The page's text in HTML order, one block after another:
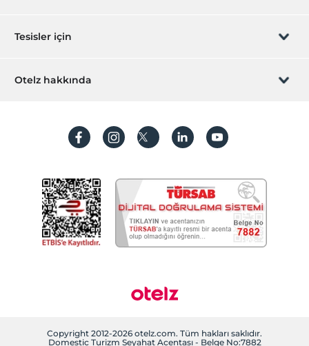
Doktor (Dışarıdan hizmet)
Alkollü içecek yok
Çevre dostu
Dağ manzarası
Engelli dostu
Evcil hayvan dostu
Şehir merkezi
Ara kapılı odalar
Sıkça sorulan sorular
İşlem rehberi
Hediye Kart
Hesap oluştur
Tesisler için
Hemen tesisinizi ekleyin
Otelz hakkında
Koşullar ve şartlar
Aydınlatma metni
Çerez politikamız
Copyright 2012-2026 otelz.com. Tüm hakları saklıdır.
Domestic Turizm Seyahat Acentası - Belge No:7882